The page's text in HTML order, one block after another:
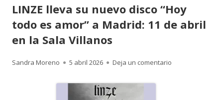
LINZE lleva su nuevo disco “Hoy
todo es amor” a Madrid: 11 de abril
en la Sala Villanos
Autor
Sandra Moreno
Publicado
5 abril 2026 Deja un comentario